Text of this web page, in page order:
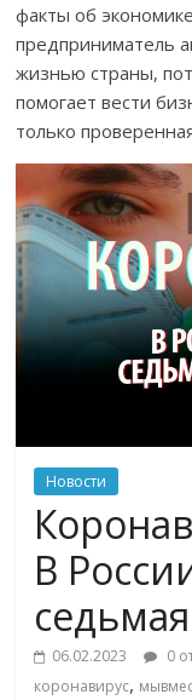
факты об
предприниматель
жизнью страны,
помогает вести
только
Новости
В
06.02.2023 0
коронавирус,